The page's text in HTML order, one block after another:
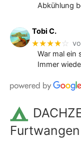
Abkühlung
Tobi C.
★★★★☆
War mal ein
Immer
Furtwangen